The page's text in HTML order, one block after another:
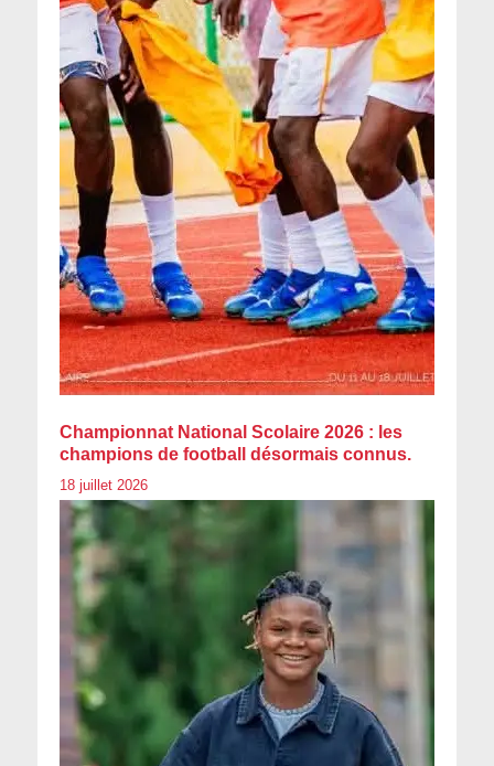
Championnat National Scolaire 2026 : les
champions de football désormais connus.
18 juillet 2026